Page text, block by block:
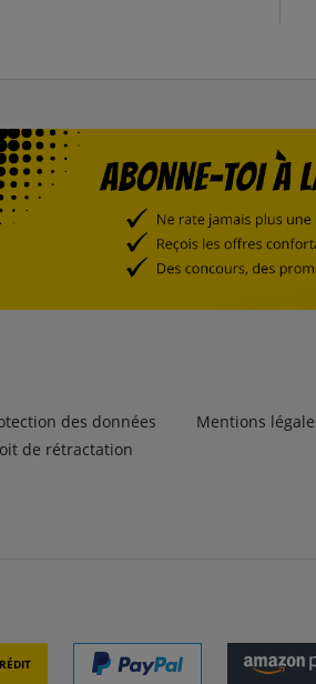
des données
de rétractation
Mentions